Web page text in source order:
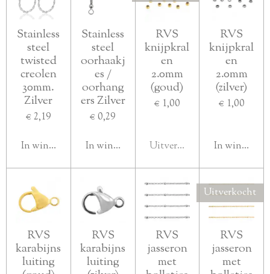
Stainless
steel
twisted
creolen
30mm.
Zilver
€ 2,19
In winkelwagen
Stainless
steel
oorhaakj
es /
oorhang
ers Zilver
€ 0,29
In winkelwagen
RVS
knijpkral
en
2.0mm
(goud)
€ 1,00
Uitverkocht
RVS
knijpkral
en
2.0mm
(zilver)
€ 1,00
In
RVS
karabijns
luiting
RVS
karabijns
luiting
RVS
jasseron
met
Uitverkocht
RVS
jasseron
met